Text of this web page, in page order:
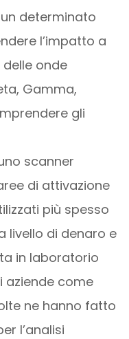
determinato
l’impatto a
onde
Gamma,
gli
scanner
di attivazione
più spesso
livello di denaro e
in laboratorio
aziende come
ne hanno fatto
l’analisi